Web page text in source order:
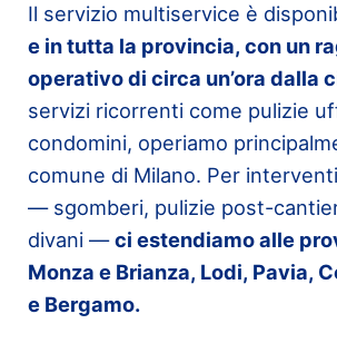
Il servizio multiservice è
e in tutta la provincia, con un
operativo di circa un’ora dalla
servizi ricorrenti come pulizie
condomini, operiamo
comune di Milano. Per
— sgomberi, pulizie post-
divani —ci estendiamo alle
Monza e Brianza, Lodi, Pavia,
e Bergamo.